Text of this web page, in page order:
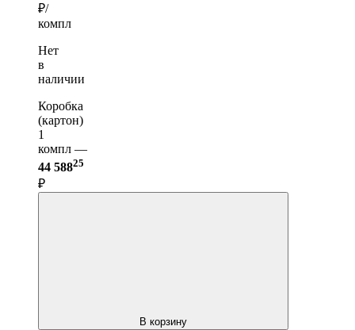
₽/
компл
Нет
в
наличии
Коробка
(картон)
1
компл —
44 58825
₽
В корзину